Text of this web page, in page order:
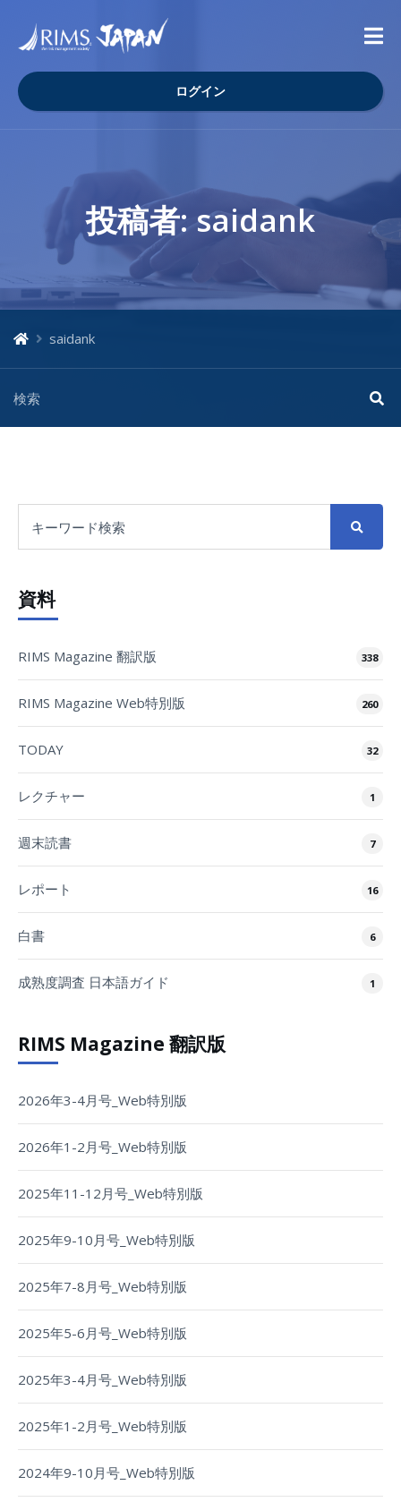
ログイン
投稿者:saidank
saidank
資料
RIMS Magazine 翻訳版 338
RIMS Magazine Web特別版 260
TODAY 32
レクチャー 1
週末読書 7
レポート 16
白書 6
成熟度調査 日本語ガイド 1
RIMS Magazine 翻訳版
2026年3-4月号_Web特別版
2026年1-2月号_Web特別版
2025年11-12月号_Web特別版
2025年9-10月号_Web特別版
2025年7-8月号_Web特別版
2025年5-6月号_Web特別版
2025年3-4月号_Web特別版
2025年1-2月号_Web特別版
2024年9-10月号_Web特別版